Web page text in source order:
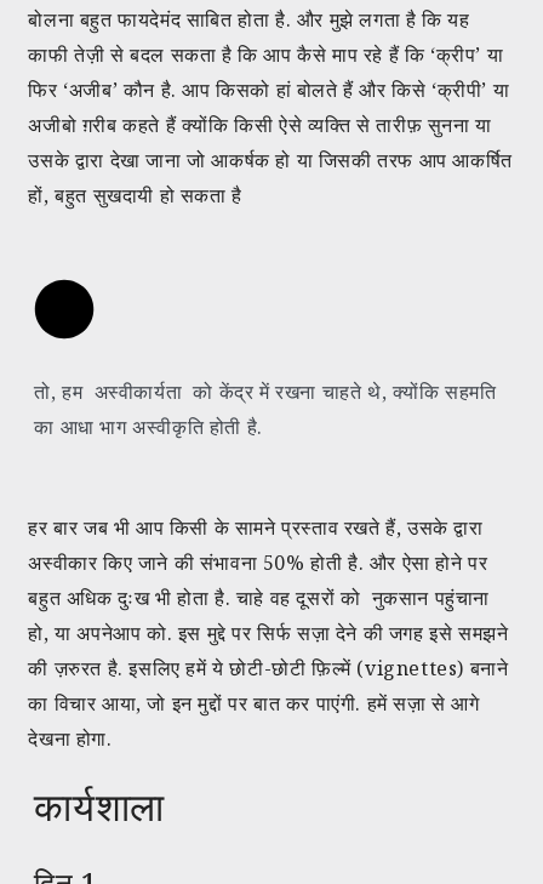
बोलना बहुत फायदेमंद साबित होता है. और मुझे लगता है कि यह
काफी तेज़ी से बदल सकता है कि आप कैसे माप रहे हैं कि ‘क्रीप’ या
फिर ‘अजीब’ कौन है. आप किसको हां बोलते हैं और किसे ‘क्रीपी’ या
अजीबो ग़रीब कहते हैं क्योंकि किसी ऐसे व्यक्ति से तारीफ़ सुनना या
उसके द्वारा देखा जाना जो आकर्षक हो या जिसकी तरफ आप आकर्षित
हों, बहुत सुखदायी हो सकता है
तो, हम अस्वीकार्यता को केंद्र में रखना चाहते थे, क्योंकि सहमति
का आधा भाग अस्वीकृति होती है.
हर बार जब भी आप किसी के सामने प्रस्ताव रखते हैं, उसके द्वारा
अस्वीकार किए जाने की संभावना 50% होती है. और ऐसा होने पर
बहुत अधिक दुःख भी होता है. चाहे वह दूसरों को नुकसान पहुंचाना
हो, या अपनेआप को. इस मुद्दे पर सिर्फ सज़ा देने की जगह इसे समझने
की ज़रुरत है. इसलिए हमें ये छोटी-छोटी फ़िल्में (vignettes) बनाने
का विचार आया, जो इन मुद्दों पर बात कर पाएंगी. हमें सज़ा से आगे
देखना होगा.
कार्यशाला